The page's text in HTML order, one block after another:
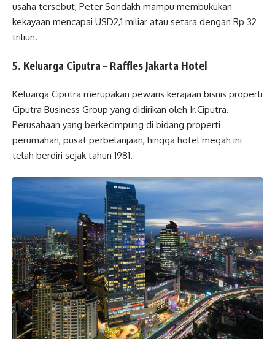
usaha tersebut, Peter Sondakh mampu membukukan
kekayaan mencapai USD2,1 miliar atau setara dengan Rp 32
triliun.
5. Keluarga Ciputra – Raffles Jakarta Hotel
Keluarga Ciputra merupakan pewaris kerajaan bisnis properti
Ciputra Business Group yang didirikan oleh Ir.Ciputra.
Perusahaan yang berkecimpung di bidang properti
perumahan, pusat perbelanjaan, hingga hotel megah ini
telah berdiri sejak tahun 1981.